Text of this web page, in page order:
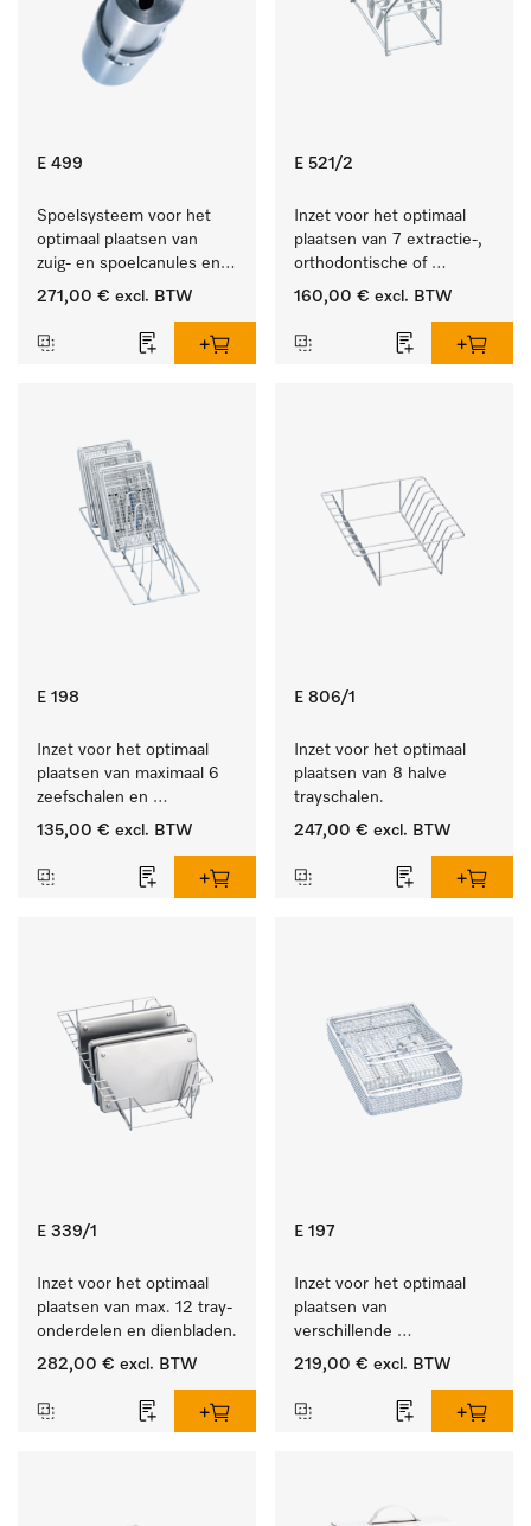
E 499
Spoelsysteem voor het
optimaal plaatsen van
zuig- en spoelcanules en
veres-naalden.
271,00 € excl. BTW
E 521/2
Inzet voor het optimaal
plaatsen van 7 extractie-,
orthodontische of
techniektangen.
160,00 € excl. BTW
E 198
Inzet voor het optimaal
plaatsen van maximaal 6
zeefschalen en
nierbekkens.
135,00 € excl. BTW
E 806/1
Inzet voor het optimaal
plaatsen van 8 halve
trayschalen.
247,00 € excl. BTW
E 339/1
Inzet voor het optimaal
plaatsen van max. 12 tray-
onderdelen en dienbladen.
282,00 € excl. BTW
E 197
Inzet voor het optimaal
plaatsen van
verschillende
instrumenten.
219,00 € excl. BTW